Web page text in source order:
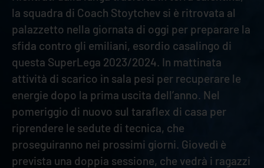
la squadra di Coach Stoytchev si è ritrovata al
palazzetto nella giornata di oggi per preparare la
sfida contro gli emiliani, esordio casalingo di
questa SuperLega 2023/2024. In mattinata
attività di scarico in sala pesi per recuperare le
energie dopo la prima uscita dell’anno. Nel
pomeriggio di nuovo sul taraflex di casa per
riprendere le sedute di tecnica, che
proseguiranno nei prossimi giorni. Giovedì è
prevista una doppia sessione, che vedrà i ragazzi